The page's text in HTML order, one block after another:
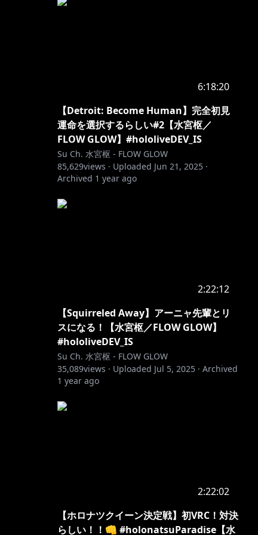
6:18:20
【Detroit: Become Human】完全初見
運命を選択するらしい#2【水宮枢／
FLOW GLOW】#hololiveDEV_IS
Su Ch. 水宮枢 - FLOW GLOW
85,629views · Uploaded Jun 21, 2025 ·
Archived 1 year ago
2:22:12
【Squirreled Away】アーニャ先輩とリ
スになる！【水宮枢／FLOW GLOW】
#hololiveDEV_IS
Su Ch. 水宮枢 - FLOW GLOW
35,089views · Uploaded Jul 5, 2025 · Archived
1 year ago
2:22:02
【ホロナツクイーン決定戦】初VRC！対決
らしい！！👊 #holonatsuParadise【水